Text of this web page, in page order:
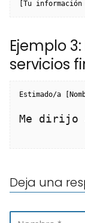
Ejemplo
servicios
Estimado/a
Me dirijo
Deja una